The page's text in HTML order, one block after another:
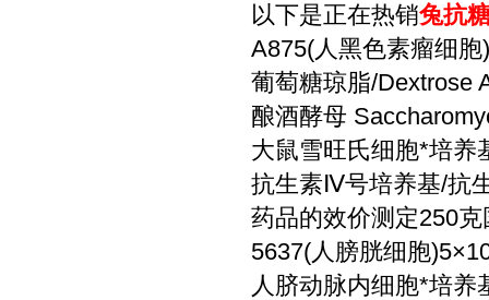
以下是正在热销兔抗
A875(人黑色素瘤细
葡萄糖琼脂/Dextrose
酿酒酵母
大鼠雪旺氏细胞*培养
抗生素Ⅳ号培养基/抗
药品的效价测定250
5637(人膀胱细胞
人脐动脉内细胞*培养